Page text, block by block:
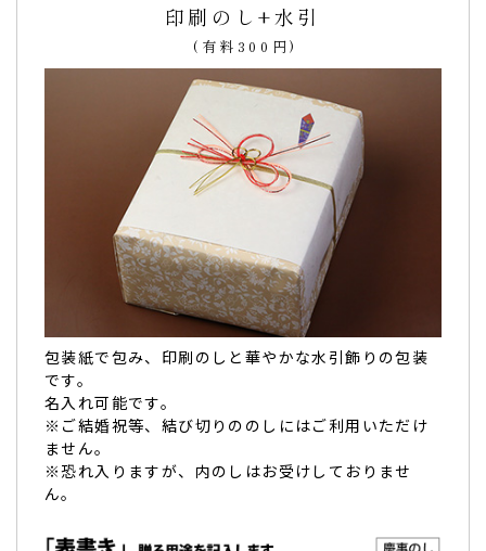
父の卒寿のお祝いに。父も家族も大変喜んでくれ
て、大満足です。
父の卒寿のお祝い
にあたり､注文させていただきました。希
望通りにご対応いただき、助かりました。父も家族も大変喜
んでくれて、大満足です。（さっちゃん様）
ご購入頂いた商品：卒寿祝いの名入れ・メッセージ入りどら
焼き「もじどら」（10個入り）
義母の卒寿祝いに。たいへん喜んでもらえてよかっ
たです。
義母の卒寿祝い
に贈りました。たいへん喜んでもらえてよか
印刷のし+水引
(有料300円)
包装紙で包み、印刷のしと華やかな水引飾りの包装
です。
名入れ可能です。
※ご結婚祝等、結び切りののしにはご利用いただけ
ません。
※恐れ入りますが、内のしはお受けしておりませ
ん。